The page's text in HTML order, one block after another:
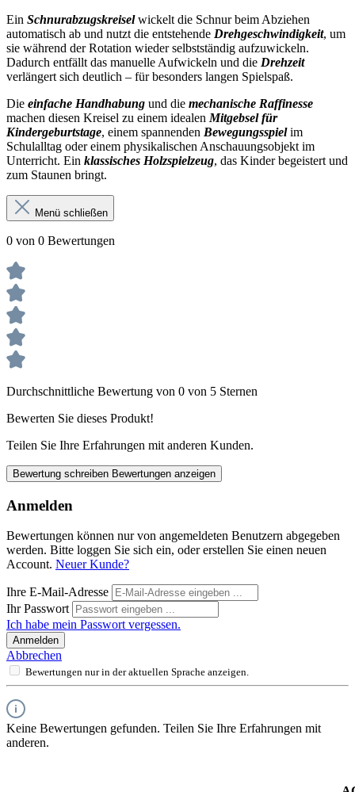
Ein Schnurabzugskreiselwickelt die Schnur beim Abziehen
automatisch ab und nutzt die entstehende Drehgeschwindigkeit, um
sie während der Rotation wieder selbstständig aufzuwickeln.
Dadurch entfällt das manuelle Aufwickeln und die Drehzeit
verlängert sich deutlich – für besonders langen Spielspaß.
Die einfache Handhabung und die mechanische Raffinesse
machen diesen Kreisel zu einem idealen Mitgebsel für
Kindergeburtstage, einem spannenden Bewegungsspielim
Schulalltag oder einem physikalischen Anschauungsobjekt im
Unterricht. Ein klassisches Holzspielzeug, das Kinder begeistert und
zum Staunen bringt.
Menü schließen
0 von 0 Bewertungen
Durchschnittliche Bewertung von 0 von 5 Sternen
Bewerten Sie dieses Produkt!
Teilen Sie Ihre Erfahrungen mit anderen Kunden.
Bewertung schreiben Bewertungen anzeigen
Anmelden
Bewertungen können nur von angemeldeten Benutzern abgegeben
werden. Bitte loggen Sie sich ein, oder erstellen Sie einen neuen
Account. Neuer Kunde?
Ihre E-Mail-Adresse
Ihr Passwort
Ich habe mein Passwort vergessen.
Anmelden
Abbrechen
Bewertungen nur in der aktuellen Sprache anzeigen.
Keine Bewertungen gefunden. Teilen Sie Ihre Erfahrungen mit
anderen.